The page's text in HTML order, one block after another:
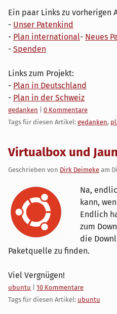
Ein paar Links zu vorherigen
- Unser Patenkind
- Plan international- Neues
- Spenden
Links zum Projekt:
- Plan in Deutschland
- Plan in der Schweiz
Kategorien:
gedanken
0 Kommentare
Tags für diesen Artikel: gedanken,
Virtualbox und
Geschrieben von Dirk Deimeke am
Na,
kann,
Endlich
zum
die
Paketquelle zu finden.
Viel Vergnügen!
Kategorien:
ubuntu
10 Kommentare
Tags für diesen Artikel: ubuntu